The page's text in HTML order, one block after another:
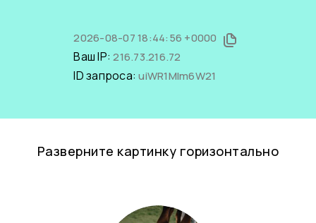
2026-08-07 18:44:56 +0000
Ваш IP:216.73.216.72
ID запроса:uiWR1Mlm6W21
Разверните картинку горизонтально